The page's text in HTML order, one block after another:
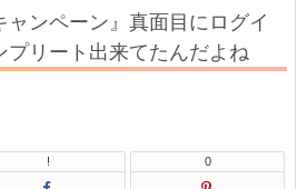
ャンペーン』真面目にログイ
プリート出来てたんだよね
! 0